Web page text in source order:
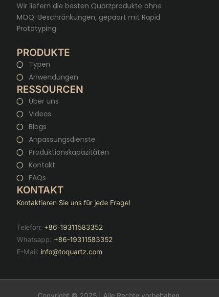
Wir liefern die besten Quarzprodukte ohne
MOQ-Beschränkungen, gepaart mit Rapid
Prototyping.
PRODUKTE
Typen
Anwendungen
RESSOURCEN
Über uns
Videos
Blogs
Anpassungsdienste
Produktionskapazitäten
Kontakt
FAQs
KONTAKT
Kontaktieren Sie uns für jede Frage!
Telefon: +86-19311583352
Whatsapp: +86-19311583352
E-Mail: info@toquartz.com
Copyright © 2025 | Alle Rechte vorbehalten.